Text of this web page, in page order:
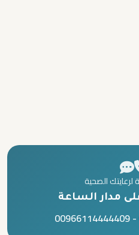
الصحية
مدار الساعة
-
00966114444409